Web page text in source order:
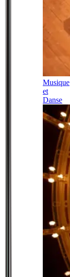
Musique
et
Danse